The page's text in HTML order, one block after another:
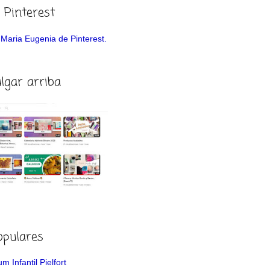
Pinterest
Eugenia de Pinterest.
arriba
Infantil Pielfort